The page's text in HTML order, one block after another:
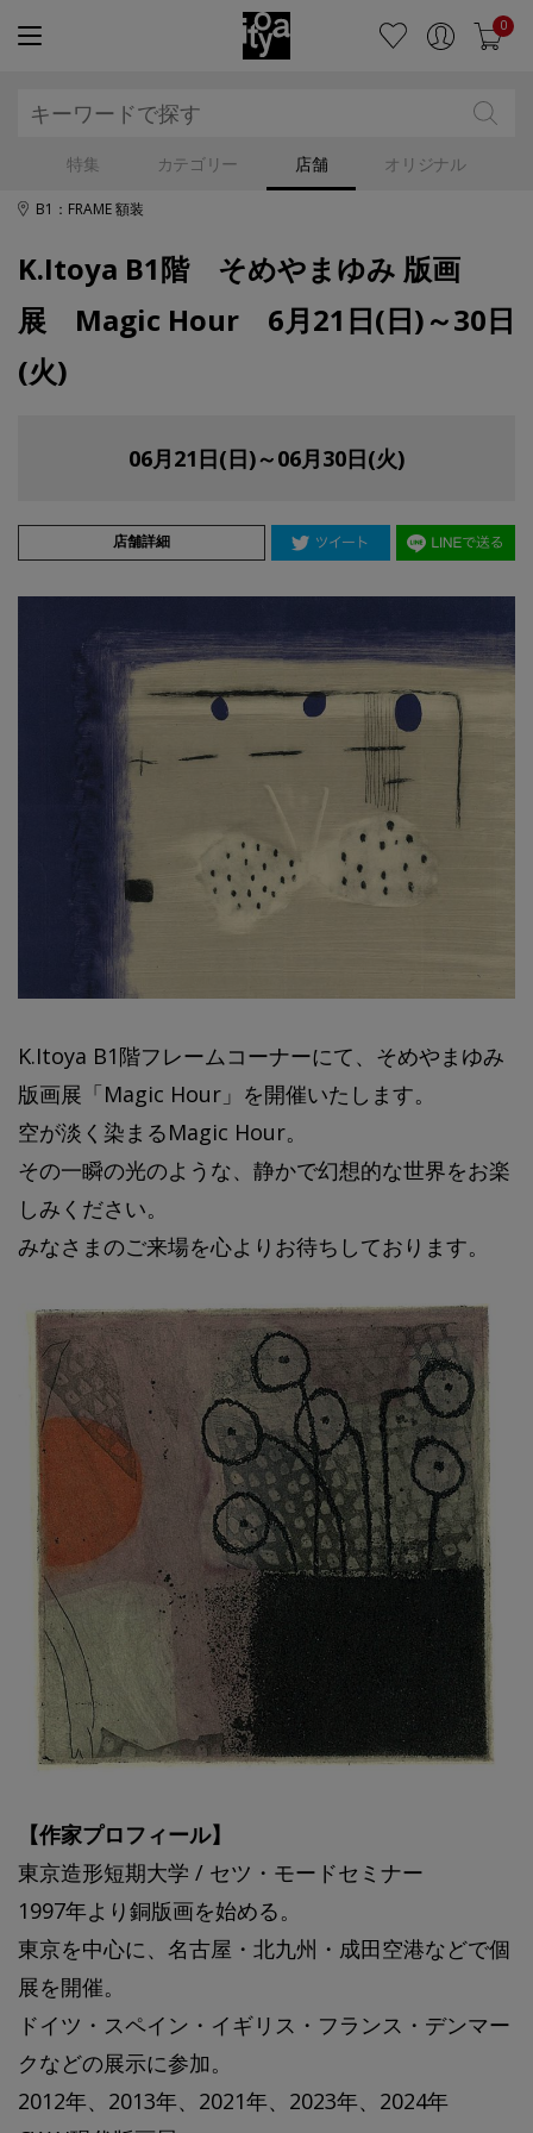
0
特集 カテゴリー 店舗 オリジナル
B1：FRAME 額装
K.Itoya B1階 そめやまゆみ 版画
展 Magic Hour 6月21日(日)～30日
(火)
06月21日(日)～06月30日(火)
店舗詳細
K.Itoya B1階フレームコーナーにて、そめやまゆみ
版画展「Magic Hour」を開催いたします。
空が淡く染まるMagic Hour。
その一瞬の光のような、静かで幻想的な世界をお楽
しみください。
みなさまのご来場を心よりお待ちしております。
【作家プロフィール】
東京造形短期大学 / セツ・モードセミナー
1997年より銅版画を始める。
東京を中心に、名古屋・北九州・成田空港などで個
展を開催。
ドイツ・スペイン・イギリス・フランス・デンマー
クなどの展示に参加。
2012年、2013年、2021年、2023年、2024年